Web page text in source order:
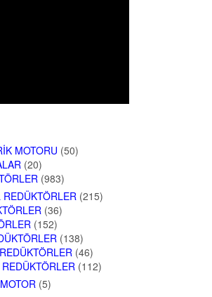
MOTORU (50)
(20)
(983)
(215)
(36)
(152)
(138)
(46)
(112)
(5)